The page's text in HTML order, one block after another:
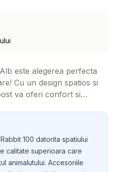
este alegerea perfecta
Cu un design spatios si
va oferi confort si
le viata intr-o
100 datorita spatiului
calitate superioara care
animalutului. Accesoriile